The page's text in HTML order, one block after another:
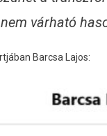
várható
Barcsa Lajos: